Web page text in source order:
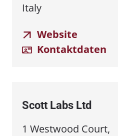
Italy
Website
Kontaktdaten
Scott Labs Ltd
1 Westwood Court,